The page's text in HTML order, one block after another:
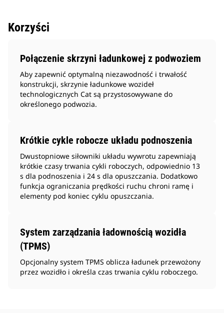
Korzyści
Połączenie skrzyni ładunkowej z podwoziem
Aby zapewnić optymalną niezawodność i trwałość
konstrukcji, skrzynie ładunkowe wozideł
technologicznych Cat są przystosowywane do
określonego podwozia.
Krótkie cykle robocze układu podnoszenia
Dwustopniowe siłowniki układu wywrotu zapewniają
krótkie czasy trwania cykli roboczych, odpowiednio 13
s dla podnoszenia i 24 s dla opuszczania. Dodatkowo
funkcja ograniczania prędkości ruchu chroni ramę i
elementy pod koniec cyklu opuszczania.
System zarządzania ładownością wozidła
(TPMS)
Opcjonalny system TPMS oblicza ładunek przewożony
przez wozidło i określa czas trwania cyklu roboczego.